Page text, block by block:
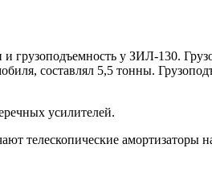
грузоподъемность у ЗИЛ-130.
составлял 5,5 тонны.
усилителей.
телескопические амортизаторы